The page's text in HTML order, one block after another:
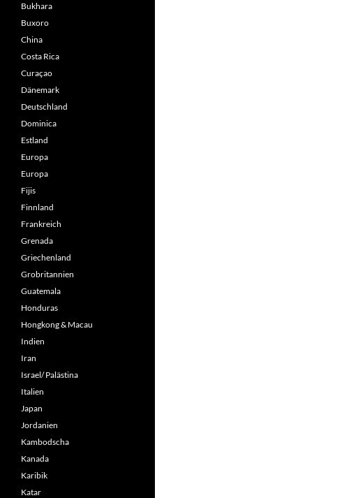
Bukhara
Buxoro
China
Costa Rica
Curaçao
Dänemark
Deutschland
Dominica
Estland
Europa
Europa
Fijis
Finnland
Frankreich
Grenada
Griechenland
Grobritannien
Guatemala
Honduras
Hongkong & Macau
Indien
Iran
Israel/ Palästina
Italien
Japan
Jordanien
Kambodscha
Kanada
Karibik
Katar